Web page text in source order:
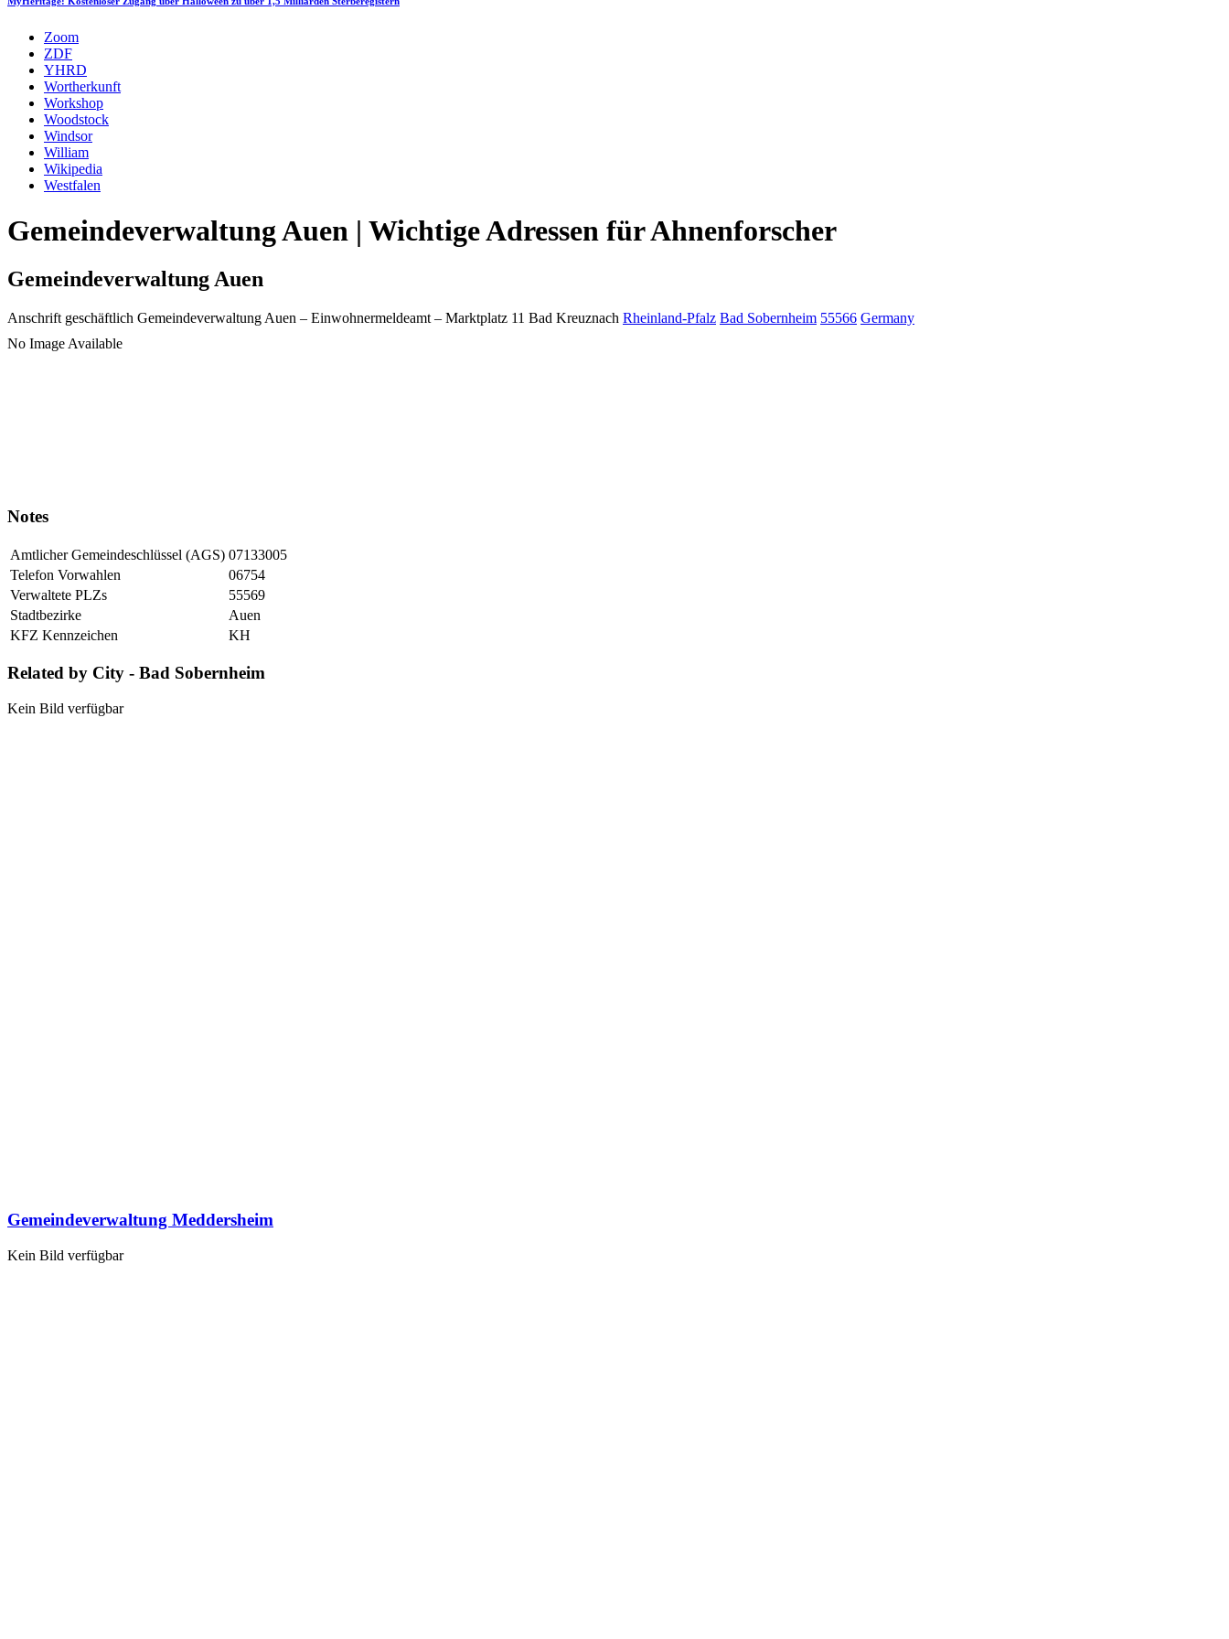
Zoom
ZDF
YHRD
Wortherkunft
Workshop
Woodstock
Windsor
William
Wikipedia
Westfalen
Gemeindeverwaltung Auen | Wichtige Adressen für Ahnenforscher
Gemeindeverwaltung Auen
Anschrift geschäftlich Gemeindeverwaltung Auen – Einwohnermeldeamt – Marktplatz 11 Bad Kreuznach Rheinland-Pfalz Bad Sobernheim 55566 Germany
No Image Available
Notes
Amtlicher Gemeindeschlüssel (AGS) 07133005
Telefon Vorwahlen
06754
Verwaltete PLZs
55569
Stadtbezirke
Auen
KFZ Kennzeichen
KH
Related by City - Bad Sobernheim
Kein Bild verfügbar
Gemeindeverwaltung Meddersheim
Kein Bild verfügbar